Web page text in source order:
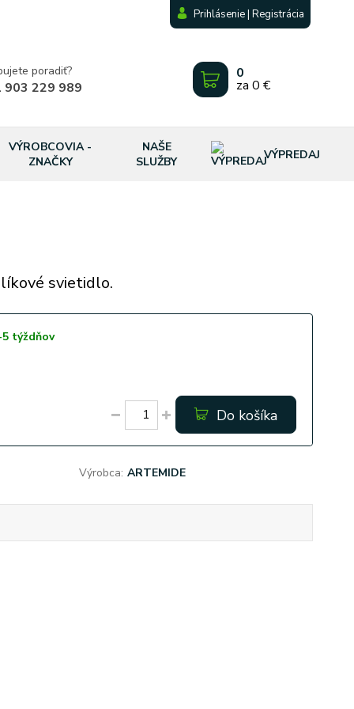
Prihlásenie | Registrácia
poradiť?
903 229 989
0
za 0 €
VÝROBCOVIA -
ZNAČKY
NAŠE
SLUŽBY
VÝPREDAJ
svietidlo.
týždňov
Do košíka
Výrobca: ARTEMIDE